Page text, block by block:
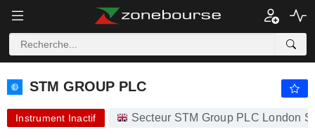
STM GROUP PLC 61,50 p -
STM GROUP PLC
Instrument Inactif Secteur STM Group PLC London